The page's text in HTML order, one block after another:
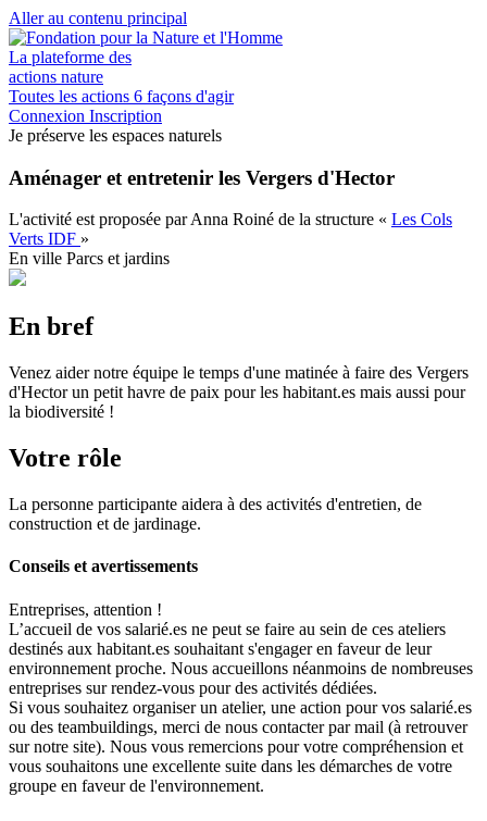
Aller au contenu principal
La plateforme des
actions nature
Toutes les actions 6 façons d'agir
Connexion Inscription
Je préserve les espaces naturels
Aménager et entretenir les Vergers d'Hector
L'activité est proposée parAnna Roiné de la structure « Les Cols
Verts IDF »
En ville Parcs et jardins
En bref
Venez aider notre équipe le temps d'une matinée à faire des Vergers
d'Hector un petit havre de paix pour les habitant.es mais aussi pour
la biodiversité !
Votre rôle
La personne participante aidera à des activités d'entretien, de
construction et de jardinage.
Conseils et avertissements
Entreprises, attention !
L’accueil de vos salarié.es ne peut se faire au sein de ces ateliers
destinés aux habitant.es souhaitant s'engager en faveur de leur
environnement proche. Nous accueillons néanmoins de nombreuses
entreprises sur rendez-vous pour des activités dédiées.
Si vous souhaitez organiser un atelier, une action pour vos salarié.es
ou des teambuildings, merci de nous contacter par mail (à retrouver
sur notre site). Nous vous remercions pour votre compréhension et
vous souhaitons une excellente suite dans les démarches de votre
groupe en faveur de l'environnement.